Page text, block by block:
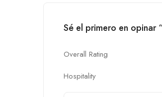
Sé el primero en opinar
Overall Rating
Hospitality